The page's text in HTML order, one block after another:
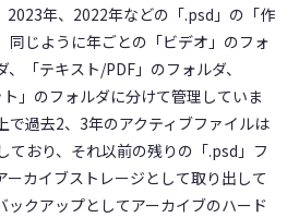
2023年、2022年などの「.psd」の「作
同じように年ごとの「ビデオ」のフォ
「テキスト/PDF」のフォルダ、
」のフォルダに分けて管理していま
で過去2、3年のアクティブファイルは
ており、それ以前の残りの「.psd」フ
ーカイブストレージとして取り出して
ックアップとしてアーカイブのハード